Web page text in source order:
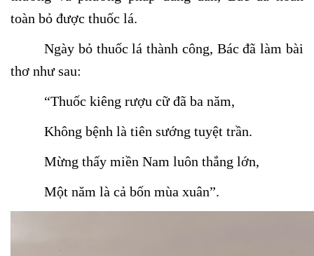
toàn bỏ được thuốc lá.
Ngày bỏ thuốc lá thành công, Bác đã làm bài
thơ như sau:
“Thuốc kiêng rượu cữ đã ba năm,
Không bệnh là tiên sướng tuyệt trần.
Mừng thấy miền Nam luôn thắng lớn,
Một năm là cả bốn mùa xuân”.